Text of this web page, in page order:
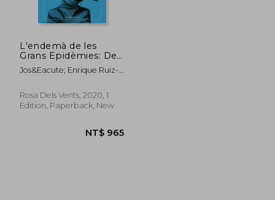
L'endemà de les
Grans Epidèmies: De
la Pesta Bubònica al
Coronavirus
Jos&Eacute; Enrique Ruiz-
Rosa Dels Vents, 2020, 1
Edition, Paperback, New